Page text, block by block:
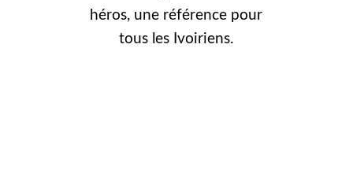
héros, une référence pour
tous les Ivoiriens.